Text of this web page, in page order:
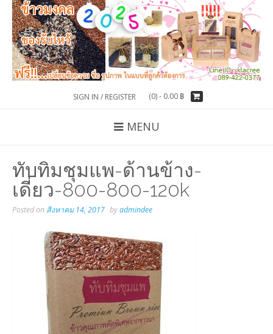
SIGN IN / REGISTER (0) - 0.00 ฿
MENU
ทับทิมชุมแพ-ด้านข้าง-
เดี่ยว-800-800-120k
Posted on สิงหาคม 14, 2017 byadmindee